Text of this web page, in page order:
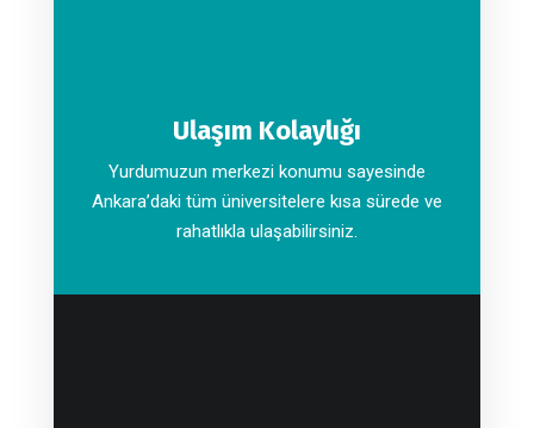
Ulaşım Kolaylığı
Yurdumuzun merkezi konumu sayesinde
Ankara’daki tüm üniversitelere kısa sürede ve
rahatlıkla ulaşabilirsiniz.